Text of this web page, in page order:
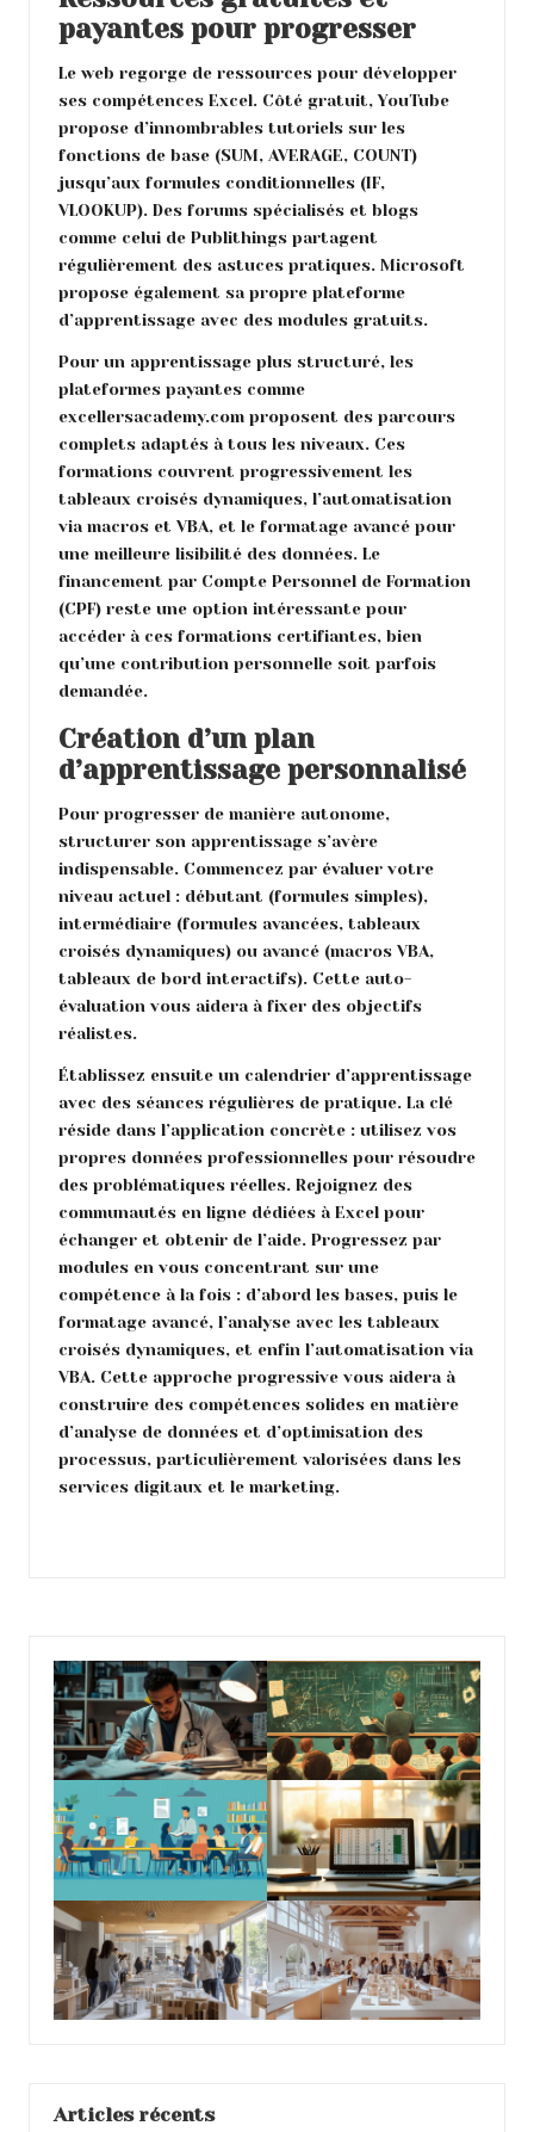
payantes pour progresser
Le web regorge de ressources pour développer
ses compétences Excel. Côté gratuit, YouTube
propose d’innombrables tutoriels sur les
fonctions de base (SUM, AVERAGE, COUNT)
jusqu’aux formules conditionnelles (IF,
VLOOKUP). Des forums spécialisés et blogs
comme celui de Publithings partagent
régulièrement des astuces pratiques. Microsoft
propose également sa propre plateforme
d’apprentissage avec des modules gratuits.
Pour un apprentissage plus structuré, les
plateformes payantes comme
excellersacademy.com proposent des parcours
complets adaptés à tous les niveaux. Ces
formations couvrent progressivement les
tableaux croisés dynamiques, l’automatisation
via macros et VBA, et le formatage avancé pour
une meilleure lisibilité des données. Le
financement par Compte Personnel de Formation
(CPF) reste une option intéressante pour
accéder à ces formations certifiantes, bien
qu’une contribution personnelle soit parfois
demandée.
Création d’un plan
d’apprentissage personnalisé
Pour progresser de manière autonome,
structurer son apprentissage s’avère
indispensable. Commencez par évaluer votre
niveau actuel : débutant (formules simples),
intermédiaire (formules avancées, tableaux
croisés dynamiques) ou avancé (macros VBA,
tableaux de bord interactifs). Cette auto-
évaluation vous aidera à fixer des objectifs
réalistes.
Établissez ensuite un calendrier d’apprentissage
avec des séances régulières de pratique. La clé
réside dans l’application concrète : utilisez vos
propres données professionnelles pour résoudre
des problématiques réelles. Rejoignez des
communautés en ligne dédiées à Excel pour
échanger et obtenir de l’aide. Progressez par
modules en vous concentrant sur une
compétence à la fois : d’abord les bases, puis le
formatage avancé, l’analyse avec les tableaux
croisés dynamiques, et enfin l’automatisation via
VBA. Cette approche progressive vous aidera à
construire des compétences solides en matière
d’analyse de données et d’optimisation des
processus, particulièrement valorisées dans les
services digitaux et le marketing.
Articles récents